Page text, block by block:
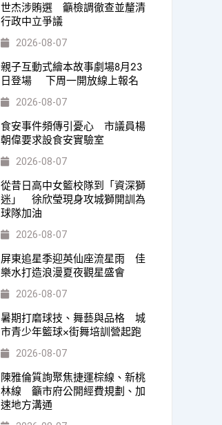
世杰涉賄選 籲檢調徹查並釐清
行政中立爭議
2026-08-07
親子互動式繪本故事劇場8月23
日登場 下周一開放線上報名
2026-08-07
食安事件頻傳引憂心 市議員楊
朝偉要求設食安實驗室
2026-08-07
從昔日高中女籃校隊到「資深獅
迷」 徐欣瑩現身攻城獅開訓為
球隊加油
2026-08-07
屏東追星季迎英仙座流星雨 佳
樂水打造浪漫夏夜觀星盛會
2026-08-07
暑期打磨球技、舞藝與品格 城
市青少年籃球×街舞培訓營起跑
2026-08-07
陳雅倫質詢聚焦捷運棕線、新桃
林線 籲市府公開經費規劃、加
速地方溝通